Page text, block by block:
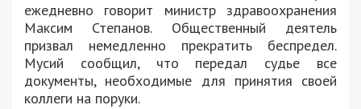
ежедневно говорит министр здравоохранения
Максим Степанов. Общественный деятель
призвал немедленно прекратить беспредел.
Мусий сообщил, что передал судье все
документы, необходимые для принятия своей
коллеги на поруки.